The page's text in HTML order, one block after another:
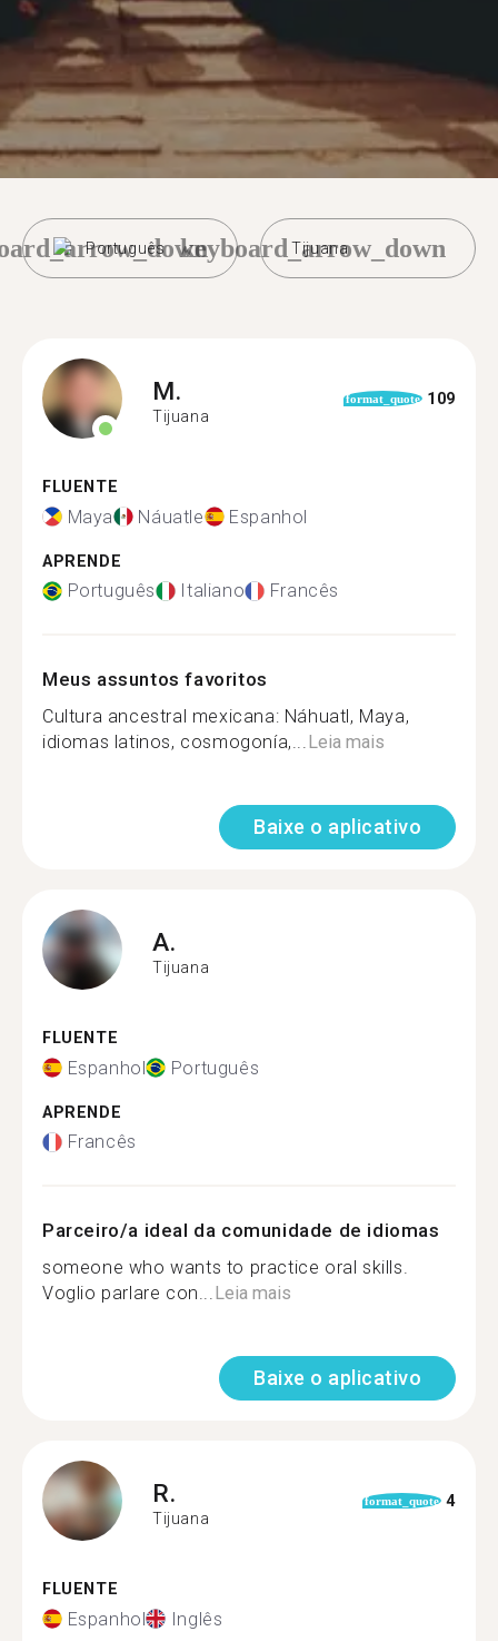
Português Tijuana
keyboard_arrow_down
M.
Tijuana
format_quote 109
FLUENTE
Maya Náuatle Espanhol
APRENDE
Português Italiano Francês
Meus assuntos favoritos
Cultura ancestral mexicana: Náhuatl, Maya,
idiomas latinos, cosmogonía,...Leia mais
Baixe o aplicativo
A.
Tijuana
FLUENTE
Espanhol Português
APRENDE
Francês
Parceiro/a ideal da comunidade de idiomas
someone who wants to practice oral skills.
Voglio parlare con...Leia mais
Baixe o aplicativo
R.
Tijuana
format_quote 4
FLUENTE
Espanhol Inglês